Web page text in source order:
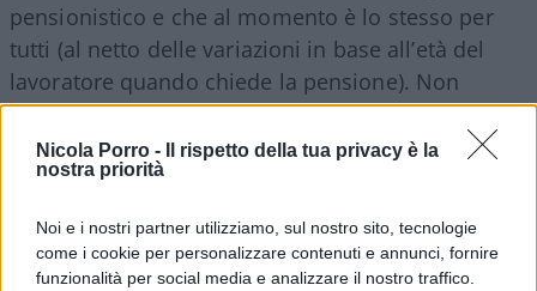
Nicola Porro -
Il rispetto della tua privacy è la
nostra priorità
Noi e i nostri partner utilizziamo, sul nostro sito, tecnologie
come i cookie per personalizzare contenuti e annunci, fornire
funzionalità per social media e analizzare il nostro traffico.
pensionistico e che al momento è lo stesso per
tutti (al netto delle variazioni in base all’età del
lavoratore quando chiede la pensione). Non
importa cioè il tipo di lavoro che fai, il luogo in cui
vivi, se l’efficienza sanitaria della regione di
residenza o di altri fattori che possono concorrere
di vita. Pertanto, l’ Inpssuggerisce di analizzare
questi fattori per ottenere una distribuzione più